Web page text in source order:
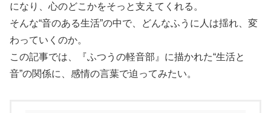
になり、心のどこかをそっと支えてくれる。
そんな“音のある生活”の中で、どんなふうに人は揺れ、変
わっていくのか。
この記事では、『ふつうの軽音部』に描かれた“生活と
音”の関係に、感情の言葉で迫ってみたい。